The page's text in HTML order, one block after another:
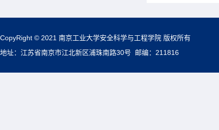
CopyRight © 2021 南京工业大学安全科学与工程学院 版权所有
地址：江苏省南京市江北新区浦珠南路30号 邮编：211816